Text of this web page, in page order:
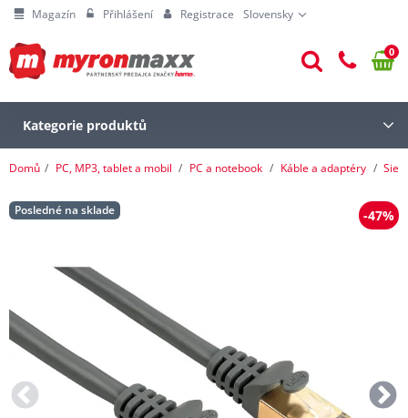
Magazín Přihlášení Registrace Slovensky
0
Kategorie produktů
Domů PC, MP3, tablet a mobil PC a notebook Káble a adaptéry
Posledné na sklade -47%